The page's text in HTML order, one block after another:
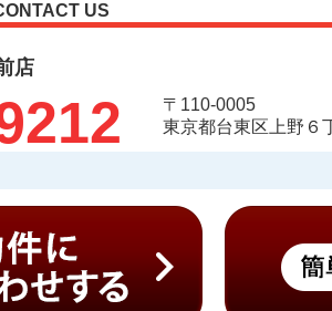
US
店
〒110-0005
東京都台東区上野６